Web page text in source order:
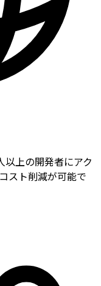
上の開発者にアク
スト削減が可能で